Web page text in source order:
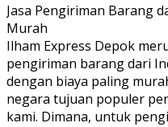
Jasa Pengiriman Barang
Murah
Ilham Express Depok
pengiriman barang dari
dengan biaya paling
negara tujuan populer
kami. Dimana, untuk